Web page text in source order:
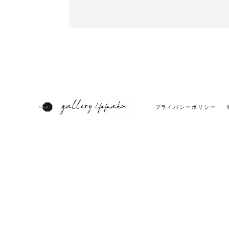
プライバシーポリシー